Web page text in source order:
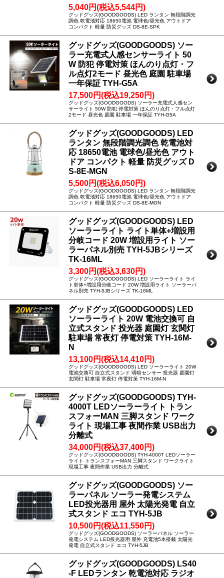
5,040円(税込5,544円)
グッドグッズ(GOODGOODS) LED ランタン 無段階調光
調色 乾電池対応 18650電池 電球色/昼光色 アウトドア
コンパクト 軽量 防災グッズ DS-8E-SPK
グッドグッズ(GOODGOODS) ソー
ラー充電式人感センサーライト 50
W 防犯 停電対策 ほんのり点灯・フ
ル点灯2モード 昼光色 庭園 駐車場
一年保証 TYH-G5A
17,500円(税込19,250円)
グッドグッズ(GOODGOODS) ソーラー充電式人感セン
サーライト 50W 防犯 停電対策 ほんのり点灯・フル点灯
2モード 昼光色 庭園 駐車場 一年保証 TYH-G5A
グッドグッズ(GOODGOODS) LED
ランタン 無段階調光調色 乾電池対
応 18650電池 電球色/昼光色 アウト
ドア コンパクト 軽量 防災グッズ D
S-8E-MGN
5,500円(税込6,050円)
グッドグッズ(GOODGOODS) LED ランタン 無段階調光
調色 乾電池対応 18650電池 電球色/昼光色 アウトドア
コンパクト 軽量 防災グッズ DS-8E-MGN
グッドグッズ(GOODGOODS) LED
ソーラーライト ライト単体+増設用
分岐コード 20W 増設用ライト ソー
ラーパネル別売 TYH-5JBシリーズ
TK-16ML
3,300円(税込3,630円)
グッドグッズ(GOODGOODS) LED ソーラーライト ライ
ト単体+増設用分岐コード 20W 増設用ライト ソーラーパ
ネル別売 TYH-5JBシリーズ TK-16ML
グッドグッズ(GOODGOODS) LED
ソーラーライト 20W 電池交換可 自
立式スタンド 投光器 庭園灯 玄関灯
駐車場 常夜灯 停電対策 TYH-16M-
N
13,100円(税込14,410円)
グッドグッズ(GOODGOODS) LED ソーラーライト 20W
電池交換可 自立式スタンド 明暗センサー 投光器 庭園灯
玄関灯 駐車場 常夜灯 停電対策 TYH-16M-N
グッドグッズ(GOODGOODS) TYH-
4000T LEDソーラーライト トラン
スフォーMAN 三脚スタンド ワーク
ライト 現場工事 夜間作業 USB出力
分離式
34,000円(税込37,400円)
グッドグッズ(GOODGOODS) TYH-4000T LEDソーラー
ライト トランスフォーMAN 三脚スタンド ワークライト
現場工事 夜間作業 USB出力 分離式
グッドグッズ(GOODGOODS) ソー
ラーパネル ソーラー発電システム
LED投光器用 屋外 太陽光発電 自立
式スタンド エコ TYH-5JB
10,500円(税込11,550円)
グッドグッズ(GOODGOODS) ソーラーパネル ソーラー
発電システム LED投光器用 屋外 充電池5本搭載 太陽光
発電 自立式スタンド エコ TYH-5JB
グッドグッズ(GOODGOODS) LS40
-F LEDランタン 乾電池対応 ラジオ